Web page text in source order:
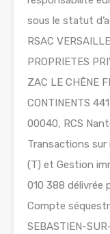
sous le statut
RSAC
PROPRIETES
ZAC LE CHÊNE
CONTINENTS
00040, RCS
Transactions
(T) et Gestion
010 388 délivrée
Compte
SEBASTIEN-